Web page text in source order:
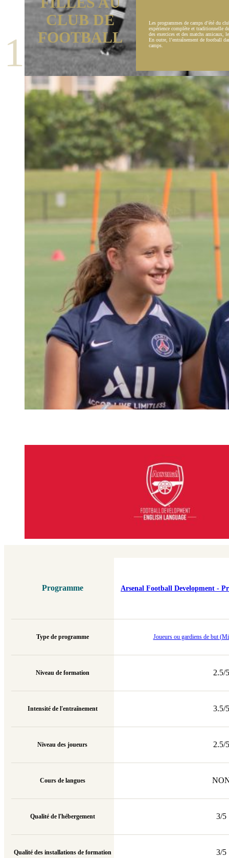
1
CLUB DE
FOOTBALL
Les programmes de camps d’été du
expérience complète et traditionnelle
des exercices et des matchs amicaux,
En outre, l’entraînement de football
camps.
Programme
Type de programme
Niveau de formation
Intensité de l'entraînement
Niveau des joueurs
Cours de langues
Qualité de l'hébergement
Qualité des installations de formation
Arsenal Football Development -
Joueurs ou gardiens de but
2.5/5
3.5/5
2.5/5
3/5
3/5